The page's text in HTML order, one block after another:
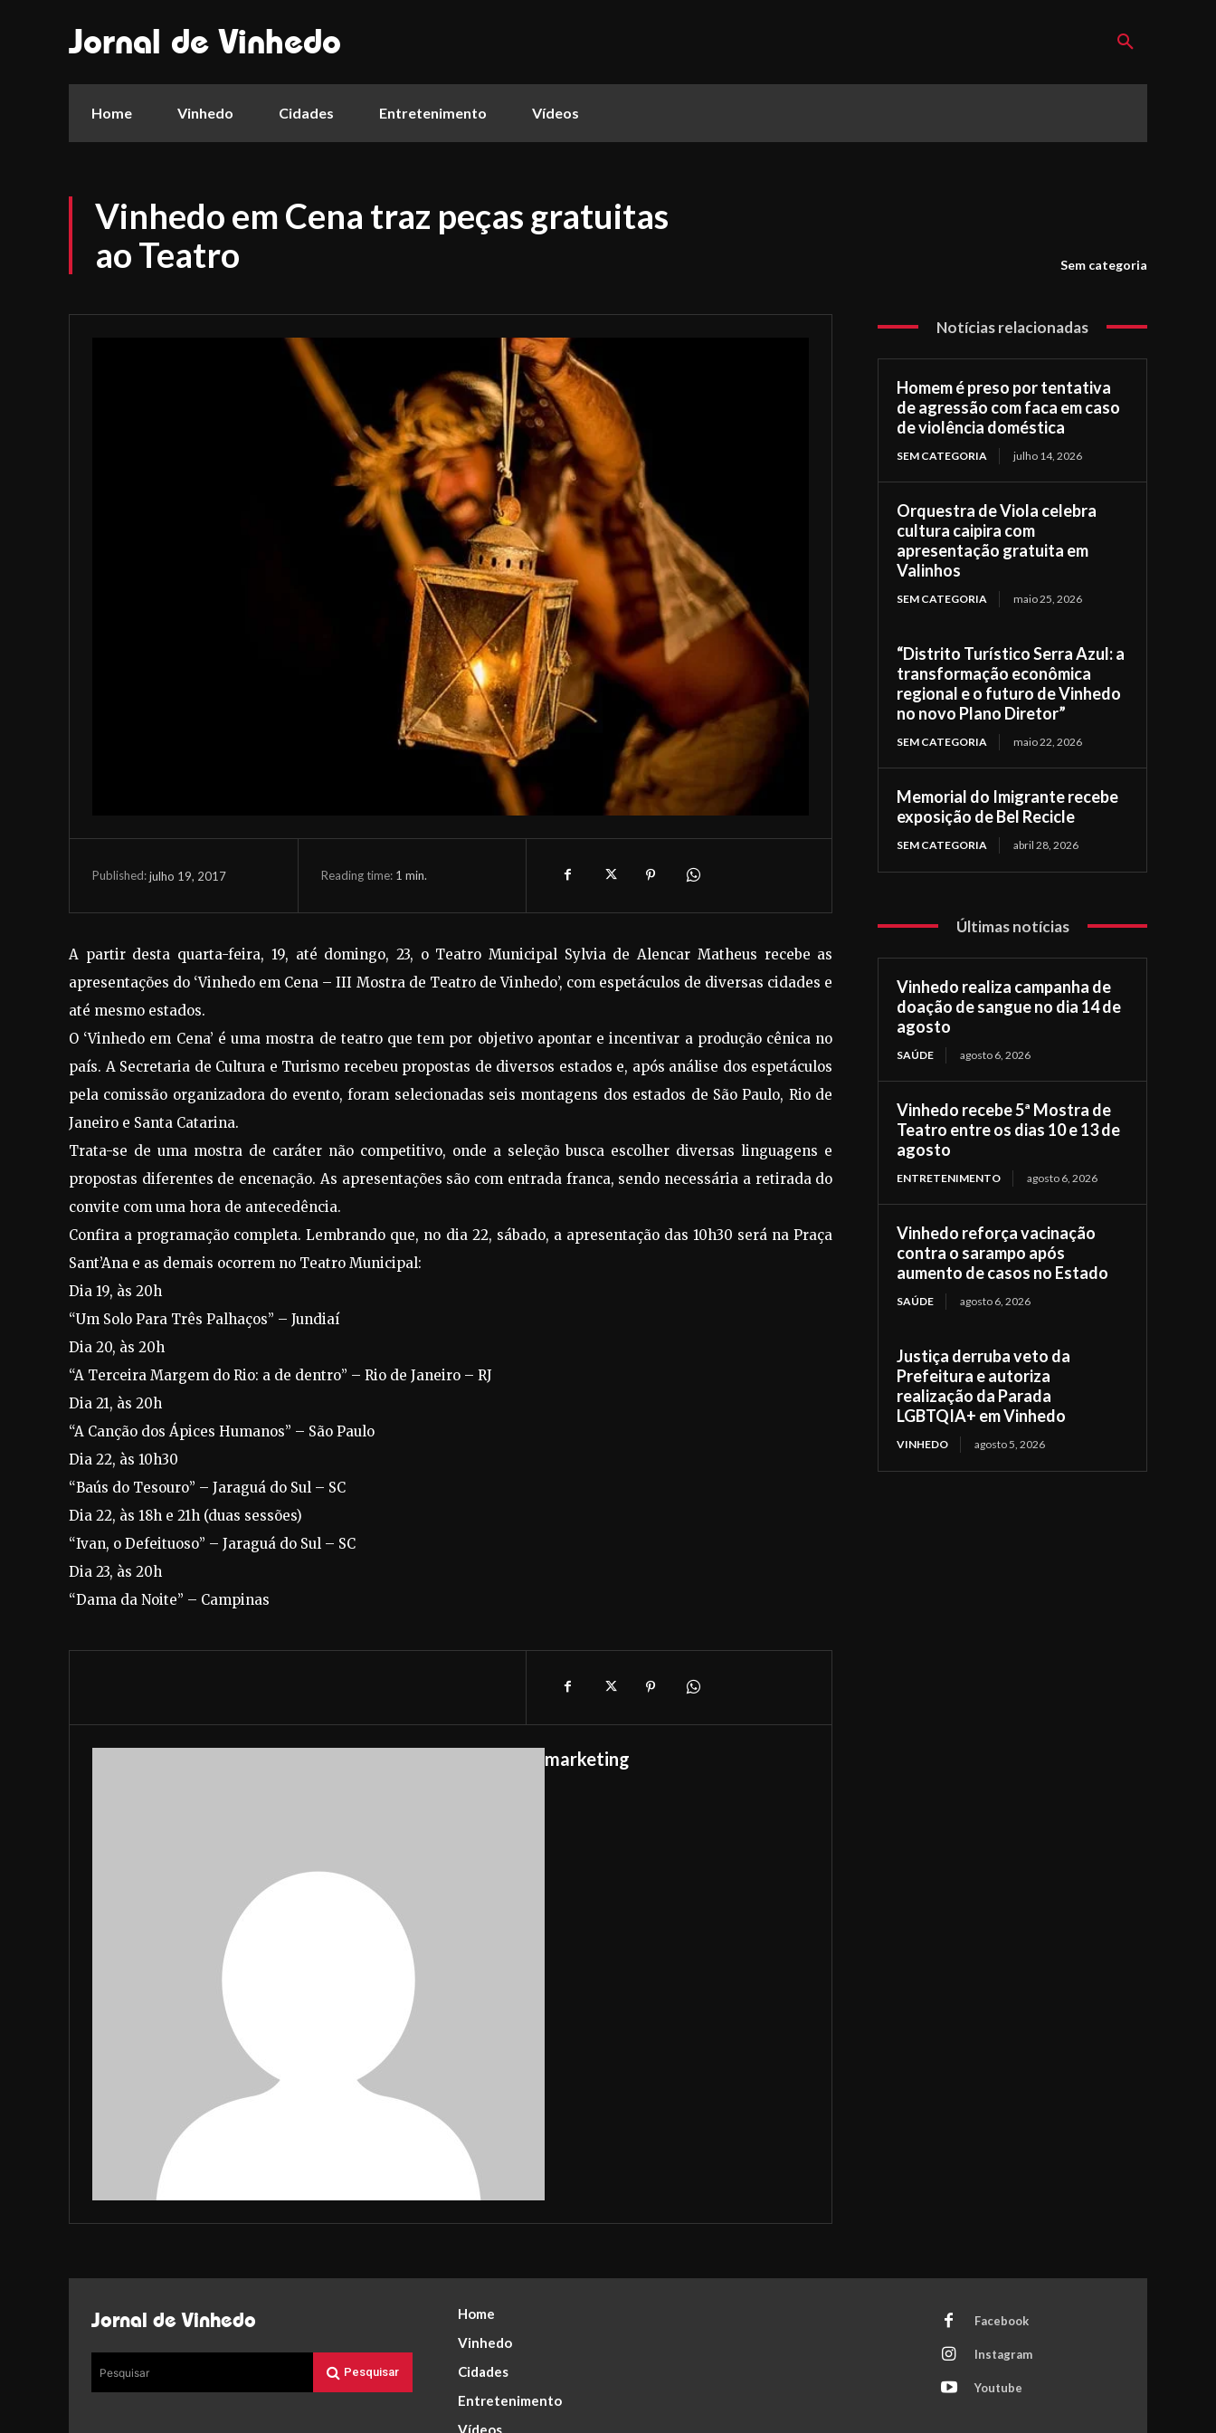
Jornal de Vinhedo
Home Vinhedo Cidades Entretenimento Vídeos
Vinhedo em Cena traz peças gratuitas
ao Teatro
Sem categoria
Published:julho 19, 2017 Reading time: 1 min.
A partir desta quarta-feira, 19, até domingo, 23, o Teatro Municipal Sylvia de Alencar Matheus recebe as
apresentações do ‘Vinhedo em Cena – III Mostra de Teatro de Vinhedo’, com espetáculos de diversas cidades e
até mesmo estados.
O ‘Vinhedo em Cena’ é uma mostra de teatro que tem por objetivo apontar e incentivar a produção cênica no
país. A Secretaria de Cultura e Turismo recebeu propostas de diversos estados e, após análise dos espetáculos
pela comissão organizadora do evento, foram selecionadas seis montagens dos estados de São Paulo, Rio de
Janeiro e Santa Catarina.
Trata-se de uma mostra de caráter não competitivo, onde a seleção busca escolher diversas linguagens e
propostas diferentes de encenação. As apresentações são com entrada franca, sendo necessária a retirada do
convite com uma hora de antecedência.
Confira a programação completa. Lembrando que, no dia 22, sábado, a apresentação das 10h30 será na Praça
Sant’Ana e as demais ocorrem no Teatro Municipal:
Dia 19, às 20h
“Um Solo Para Três Palhaços” – Jundiaí
Dia 20, às 20h
“A Terceira Margem do Rio: a de dentro” – Rio de Janeiro – RJ
Dia 21, às 20h
“A Canção dos Ápices Humanos” – São Paulo
Dia 22, às 10h30
“Baús do Tesouro” – Jaraguá do Sul – SC
Dia 22, às 18h e 21h (duas sessões)
“Ivan, o Defeituoso” – Jaraguá do Sul – SC
Dia 23, às 20h
“Dama da Noite” – Campinas
marketing
Notícias relacionadas
Homem é preso por tentativa
de agressão com faca em caso
de violência doméstica
SEM CATEGORIA julho 14, 2026
Orquestra de Viola celebra
cultura caipira com
apresentação gratuita em
Valinhos
SEM CATEGORIA maio 25, 2026
“Distrito Turístico Serra Azul: a
transformação econômica
regional e o futuro de Vinhedo
no novo Plano Diretor”
SEM CATEGORIA maio 22, 2026
Memorial do Imigrante recebe
exposição de Bel Recicle
SEM CATEGORIA abril 28, 2026
Últimas notícias
Vinhedo realiza campanha de
doação de sangue no dia 14 de
agosto
SAÚDE agosto 6, 2026
Vinhedo recebe 5ª Mostra de
Teatro entre os dias 10 e 13 de
agosto
ENTRETENIMENTO agosto 6, 2026
Vinhedo reforça vacinação
contra o sarampo após
aumento de casos no Estado
SAÚDE agosto 6, 2026
Justiça derruba veto da
Prefeitura e autoriza
realização da Parada
LGBTQIA+ em Vinhedo
VINHEDO agosto 5, 2026
Jornal de Vinhedo
Pesquisar Pesquisar
Home
Vinhedo
Cidades
Entretenimento
Vídeos
Facebook
Instagram
Youtube